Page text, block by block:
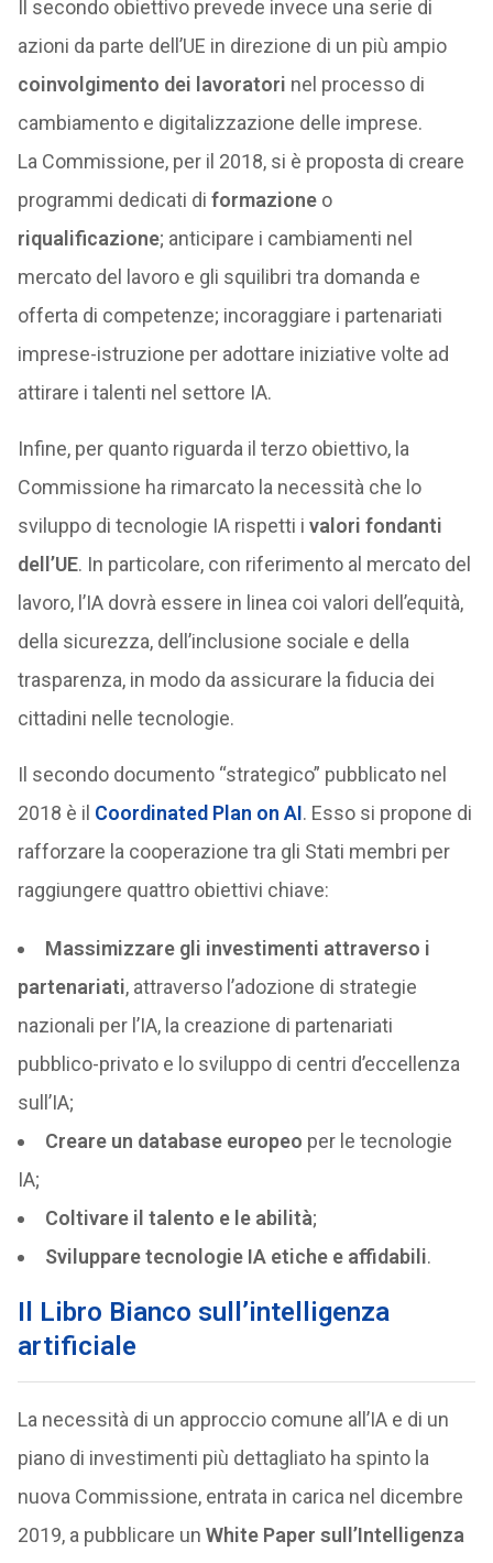
Il secondo obiettivo prevede invece una serie di
azioni da parte dell’UE in direzione di un più ampio
coinvolgimento dei lavoratori nel processo di
cambiamento e digitalizzazione delle imprese.
La Commissione, per il 2018, si è proposta di creare
programmi dedicati di formazioneo
riqualificazione; anticipare i cambiamenti nel
mercato del lavoro e gli squilibri tra domanda e
offerta di competenze; incoraggiare i partenariati
imprese-istruzione per adottare iniziative volte ad
attirare i talenti nel settore IA.
Infine, per quanto riguarda il terzo obiettivo, la
Commissione ha rimarcato la necessità che lo
sviluppo di tecnologie IA rispetti i valori fondanti
dell’UE. In particolare, con riferimento al mercato del
lavoro, l’IA dovrà essere in linea coi valori dell’equità,
della sicurezza, dell’inclusione sociale e della
trasparenza, in modo da assicurare la fiducia dei
cittadini nelle tecnologie.
Il secondo documento “strategico” pubblicato nel
2018 è il Coordinated Plan on AI. Esso si propone di
rafforzare la cooperazione tra gli Stati membri per
raggiungere quattro obiettivi chiave:
Massimizzare gli investimenti attraverso i
partenariati, attraverso l’adozione di strategie
nazionali per l’IA, la creazione di partenariati
pubblico-privato e lo sviluppo di centri d’eccellenza
sull’IA;
Creare un database europeo per le tecnologie
IA;
Coltivare il talento e le abilità;
Sviluppare tecnologie IA etiche e affidabili.
Il Libro Bianco sull’intelligenza
artificiale
La necessità di un approccio comune all’IA e di un
piano di investimenti più dettagliato ha spinto la
nuova Commissione, entrata in carica nel dicembre
2019, a pubblicare un White Paper sull’Intelligenza